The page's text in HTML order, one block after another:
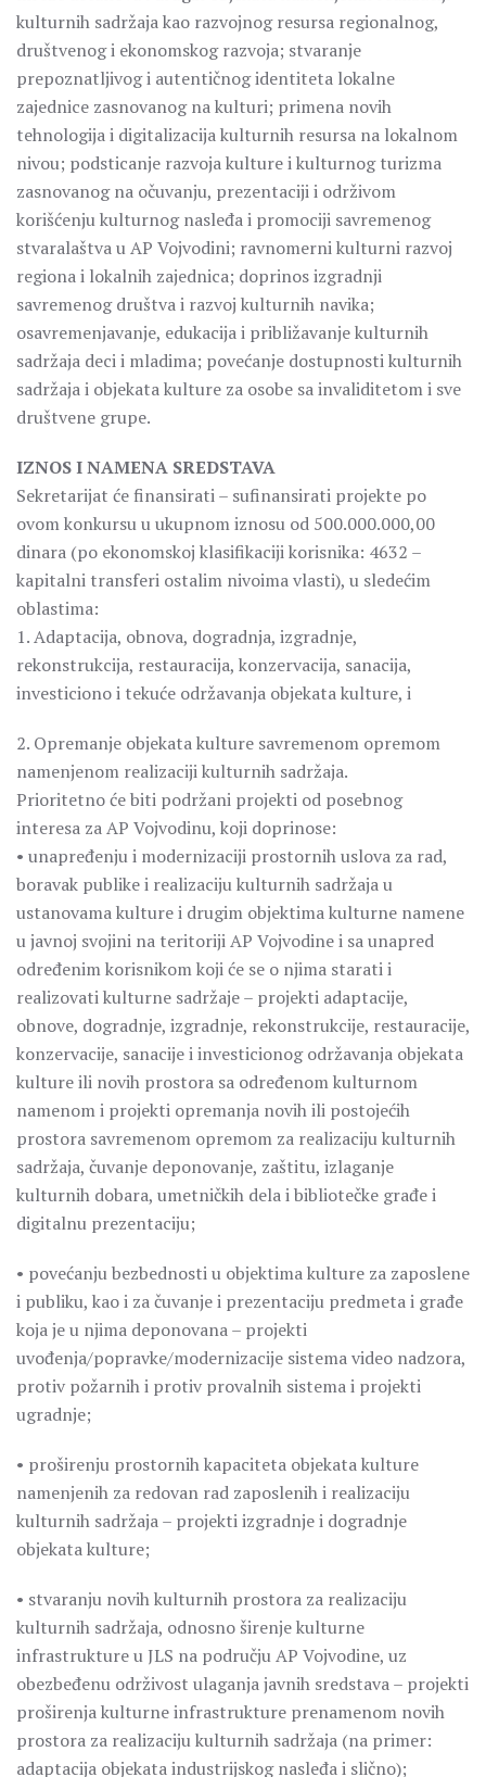
kulturnih sadržaja kao razvojnog resursa regionalnog,
društvenog i ekonomskog razvoja; stvaranje
prepoznatljivog i autentičnog identiteta lokalne
zajednice zasnovanog na kulturi; primena novih
tehnologija i digitalizacija kulturnih resursa na lokalnom
nivou; podsticanje razvoja kulture i kulturnog turizma
zasnovanog na očuvanju, prezentaciji i održivom
korišćenju kulturnog nasleđa i promociji savremenog
stvaralaštva u AP Vojvodini; ravnomerni kulturni razvoj
regiona i lokalnih zajednica; doprinos izgradnji
savremenog društva i razvoj kulturnih navika;
osavremenjavanje, edukacija i približavanje kulturnih
sadržaja deci i mladima; povećanje dostupnosti kulturnih
sadržaja i objekata kulture za osobe sa invaliditetom i sve
društvene grupe.
IZNOS I NAMENA SREDSTAVA
Sekretarijat će finansirati – sufinansirati projekte po
ovom konkursu u ukupnom iznosu od 500.000.000,00
dinara (po ekonomskoj klasifikaciji korisnika: 4632 –
kapitalni transferi ostalim nivoima vlasti), u sledećim
oblastima:
1. Adaptacija, obnova, dogradnja, izgradnje,
rekonstrukcija, restauracija, konzervacija, sanacija,
investiciono i tekuće održavanja objekata kulture, i
2. Opremanje objekata kulture savremenom opremom
namenjenom realizaciji kulturnih sadržaja.
Prioritetno će biti podržani projekti od posebnog
interesa za AP Vojvodinu, koji doprinose:
• unapređenju i modernizaciji prostornih uslova za rad,
boravak publike i realizaciju kulturnih sadržaja u
ustanovama kulture i drugim objektima kulturne namene
u javnoj svojini na teritoriji AP Vojvodine i sa unapred
određenim korisnikom koji će se o njima starati i
realizovati kulturne sadržaje – projekti adaptacije,
obnove, dogradnje, izgradnje, rekonstrukcije, restauracije,
konzervacije, sanacije i investicionog održavanja objekata
kulture ili novih prostora sa određenom kulturnom
namenom i projekti opremanja novih ili postojećih
prostora savremenom opremom za realizaciju kulturnih
sadržaja, čuvanje deponovanje, zaštitu, izlaganje
kulturnih dobara, umetničkih dela i bibliotečke građe i
digitalnu prezentaciju;
• povećanju bezbednosti u objektima kulture za zaposlene
i publiku, kao i za čuvanje i prezentaciju predmeta i građe
koja je u njima deponovana – projekti
uvođenja/popravke/modernizacije sistema video nadzora,
protiv požarnih i protiv provalnih sistema i projekti
ugradnje;
• proširenju prostornih kapaciteta objekata kulture
namenjenih za redovan rad zaposlenih i realizaciju
kulturnih sadržaja – projekti izgradnje i dogradnje
objekata kulture;
• stvaranju novih kulturnih prostora za realizaciju
kulturnih sadržaja, odnosno širenje kulturne
infrastrukture u JLS na području AP Vojvodine, uz
obezbeđenu održivost ulaganja javnih sredstava – projekti
proširenja kulturne infrastrukture prenamenom novih
prostora za realizaciju kulturnih sadržaja (na primer:
adaptacija objekata industrijskog nasleđa i slično);